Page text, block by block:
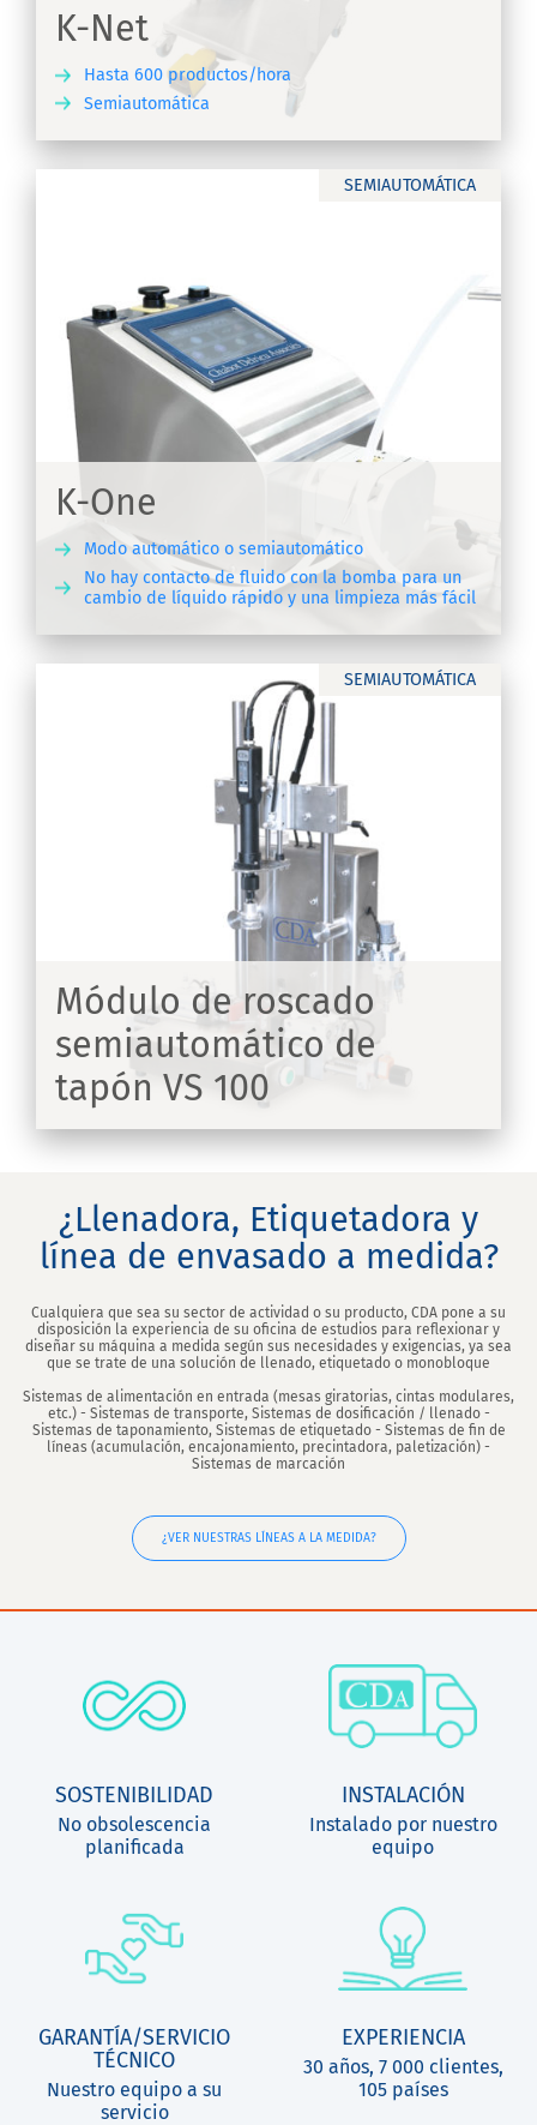
K-Net
Hasta 600 productos/hora
Semiautomática
SEMIAUTOMÁTICA
K-One
Modo automático o semiautomático
No hay contacto de fluido con la bomba para un
cambio de líquido rápido y una limpieza más fácil
SEMIAUTOMÁTICA
Módulo de roscado
semiautomático de
tapón VS 100
¿Llenadora, Etiquetadora y
línea de envasado a medida?
Cualquiera que sea su sector de actividad o su producto, CDA pone a su
disposición la experiencia de su oficina de estudios para reflexionar y
diseñar su máquina a medida según sus necesidades y exigencias, ya sea
que se trate de una solución de llenado, etiquetado o monobloque
Sistemas de alimentación en entrada (mesas giratorias, cintas modulares,
etc.) - Sistemas de transporte, Sistemas de dosificación / llenado -
Sistemas de taponamiento, Sistemas de etiquetado - Sistemas de fin de
líneas (acumulación, encajonamiento, precintadora, paletización) -
Sistemas de marcación
¿VER NUESTRAS LÍNEAS A LA MEDIDA?
SOSTENIBILIDAD
No obsolescencia
planificada
INSTALACIÓN
Instalado por nuestro
equipo
GARANTÍA/SERVICIO
TÉCNICO
Nuestro equipo a su
servicio
EXPERIENCIA
30 años, 7 000 clientes,
105 países